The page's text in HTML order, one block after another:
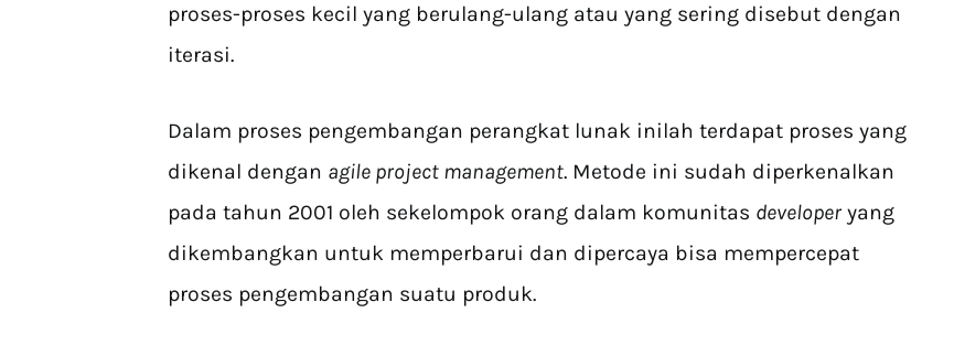
proses-proses kecil yang berulang-ulang atau yang sering disebut dengan
iterasi.
Dalam proses pengembangan perangkat lunak inilah terdapat proses yang
dikenal dengan agile project management. Metode ini sudah diperkenalkan
pada tahun 2001 oleh sekelompok orang dalam komunitas developer yang
dikembangkan untuk memperbarui dan dipercaya bisa mempercepat
proses pengembangan suatu produk.